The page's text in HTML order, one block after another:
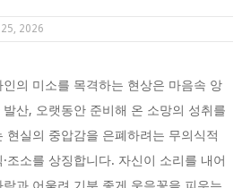
2026
의 미소를 목격하는 현상은 마음속 앙
산, 오랫동안 준비해 온 소망의 성취를
현실의 중압감을 은폐하려는 무의식적
조소를 상징합니다. 자신이 소리를 내어